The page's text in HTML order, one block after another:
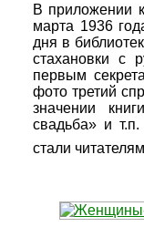
В приложении
марта 1936
дня в
стахановки с
первым
фото третий
значении
свадьба» и
стали